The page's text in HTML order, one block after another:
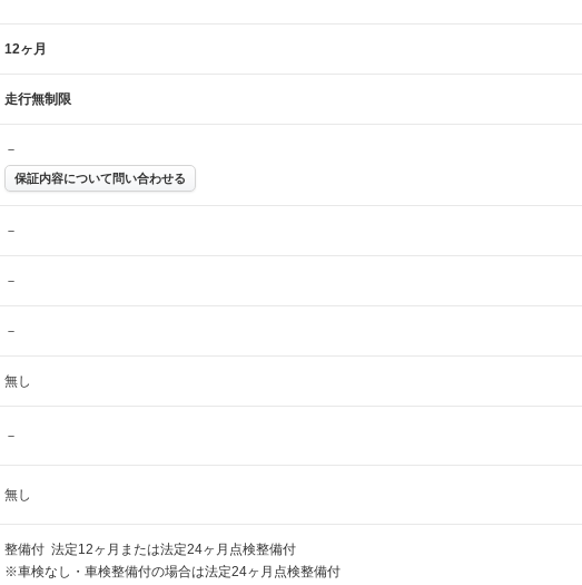
12ヶ月
走行無制限
－
保証内容について問い合わせる
－
－
－
無し
－
無し
整備付 法定12ヶ月または法定24ヶ月点検整備付
※車検なし・車検整備付の場合は法定24ヶ月点検整備付